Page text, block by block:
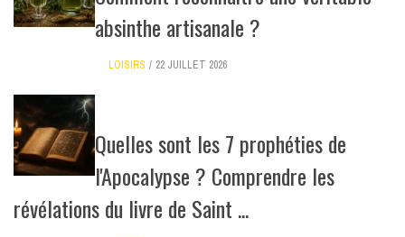
absinthe artisanale ?
LOISIRS 22 JUILLET 2026
Quelles sont les 7 prophéties de
l'Apocalypse ? Comprendre les
révélations du livre de Saint ...